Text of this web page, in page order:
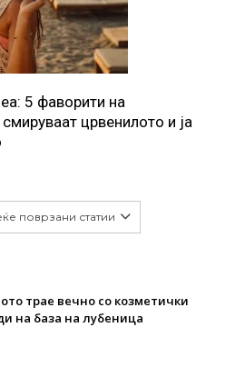
5 фаворити на
црвенилото и ја
поврзани статии
трае вечно со козметички
на база на лубеница